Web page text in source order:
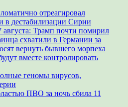
отреагировал
в дестабилизации Сирии
Трамп почти помирил
схватили в Германии за
вернуть бывшего морпеха
вместе контролировать
геномы вирусов,
ПВО за ночь сбила 11